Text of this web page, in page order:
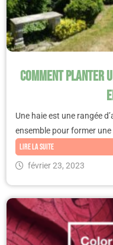
Comment planter
Une haie est une rangée
ensemble pour former
Lire la suite
février 23, 2023